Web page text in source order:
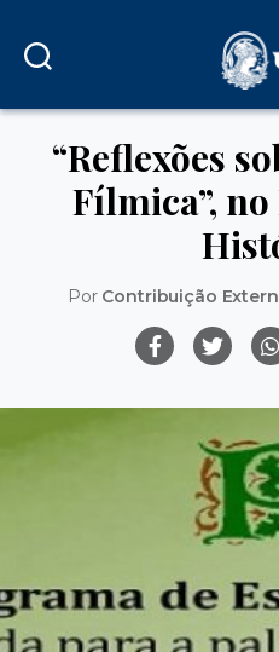
“Reflexões
Fílmica”,
Por Contribuição